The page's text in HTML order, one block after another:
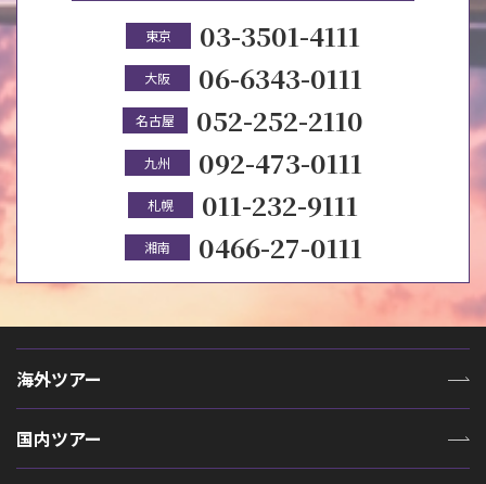
東京 03-3501-4111
大阪 06-6343-0111
名古屋 052-252-2110
九州 092-473-0111
札幌 011-232-9111
湘南 0466-27-0111
海外ツアー
国内ツアー